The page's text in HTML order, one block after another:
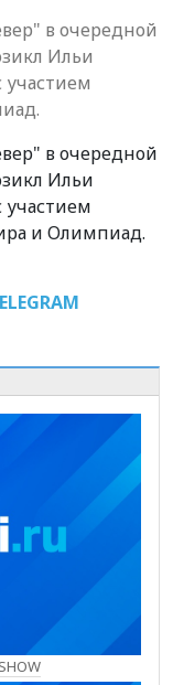
в очередной
Ильи
участием
в очередной
Ильи
участием
и Олимпиад.